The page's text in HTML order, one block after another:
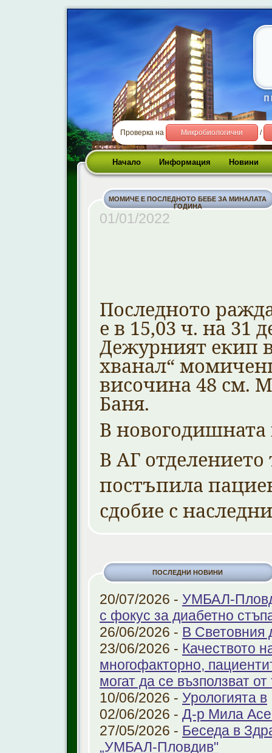
Проверка на Микробиологични /
Начало Информация Новини
МОМИЧЕ Е ПОСЛЕДНОТО БЕБЕ ЗА МИНАЛАТА
ГОДИНА
01/01/2022
Последното
е в 15,03 ч. на 31
Дежурният екип
хванал“
височина 48 см.
Баня.
В
В АГ отделението
постъпила
сдобие с
ПОСЛЕДНИ НОВИНИ
20/07/2026 - УМБАЛ-
с фокус за диабетно
26/06/2026 - В Световния
23/06/2026 - Качеството
многофакторно,
могат да се възползват от
10/06/2026 - Урологията в
02/06/2026 - Д-р Мила
27/05/2026 - Беседа в
„УМБАЛ-Пловдив"